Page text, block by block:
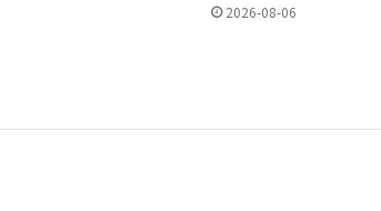
2026-08-06